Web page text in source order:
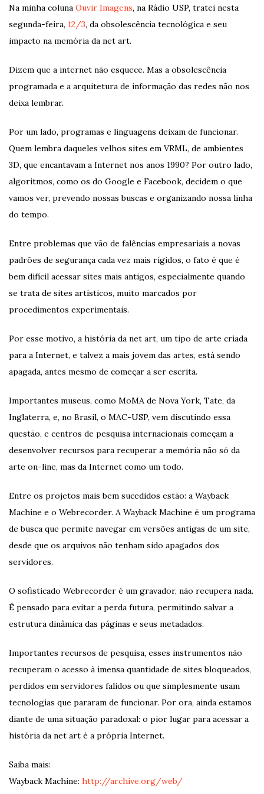
Na minha coluna Ouvir Imagens, na Rádio USP, tratei nesta
segunda-feira, 12/3, da obsolescência tecnológica e seu
impacto na memória da net art.
Dizem que a internet não esquece. Mas a obsolescência
programada e a arquitetura de informação das redes não nos
deixa lembrar.
Por um lado, programas e linguagens deixam de funcionar.
Quem lembra daqueles velhos sites em VRML, de ambientes
3D, que encantavam a Internet nos anos 1990? Por outro lado,
algoritmos, como os do Google e Facebook, decidem o que
vamos ver, prevendo nossas buscas e organizando nossa linha
do tempo.
Entre problemas que vão de falências empresariais a novas
padrões de segurança cada vez mais rígidos, o fato é que é
bem difícil acessar sites mais antigos, especialmente quando
se trata de sites artísticos, muito marcados por
procedimentos experimentais.
Por esse motivo, a história da net art, um tipo de arte criada
para a Internet, e talvez a mais jovem das artes, está sendo
apagada, antes mesmo de começar a ser escrita.
Importantes museus, como MoMA de Nova York, Tate, da
Inglaterra, e, no Brasil, o MAC-USP, vem discutindo essa
questão, e centros de pesquisa internacionais começam a
desenvolver recursos para recuperar a memória não só da
arte on-line, mas da Internet como um todo.
Entre os projetos mais bem sucedidos estão: a Wayback
Machine e o Webrecorder. A Wayback Machine é um programa
de busca que permite navegar em versões antigas de um site,
desde que os arquivos não tenham sido apagados dos
servidores.
O sofisticado Webrecorder é um gravador, não recupera nada.
É pensado para evitar a perda futura, permitindo salvar a
estrutura dinâmica das páginas e seus metadados.
Importantes recursos de pesquisa, esses instrumentos não
recuperam o acesso à imensa quantidade de sites bloqueados,
perdidos em servidores falidos ou que simplesmente usam
tecnologias que pararam de funcionar. Por ora, ainda estamos
diante de uma situação paradoxal: o pior lugar para acessar a
história da net art é a própria Internet.
Saiba mais:
Wayback Machine: http://archive.org/web/